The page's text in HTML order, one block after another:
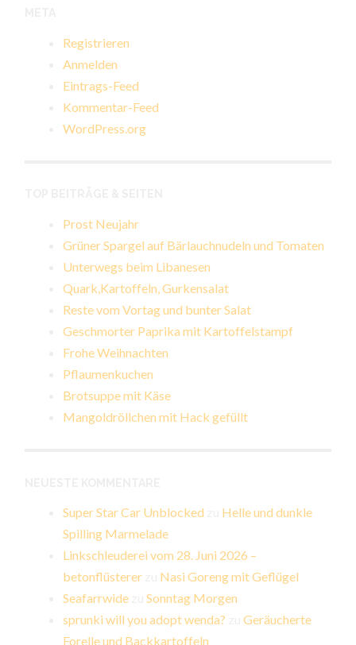
Registrieren
Anmelden
Eintrags-Feed
Kommentar-Feed
WordPress.org
Prost Neujahr
Grüner Spargel auf Bärlauchnudeln und Tomaten
Unterwegs beim Libanesen
Quark,Kartoffeln, Gurkensalat
Reste vom Vortag und bunter Salat
Geschmorter Paprika mit Kartoffelstampf
Frohe Weihnachten
Pflaumenkuchen
Brotsuppe mit Käse
Mangoldröllchen mit Hack gefüllt
Super Star Car Unblocked
Helle und dunkle
Spilling Marmelade
Linkschleuderei vom 28. Juni 2026 –
betonflüsterer
Nasi Goreng mit Geflügel
Seafarrwide zuSonntag Morgen
sprunki will you adopt wenda? zuGeräucherte
Forelle und Backkartoffeln